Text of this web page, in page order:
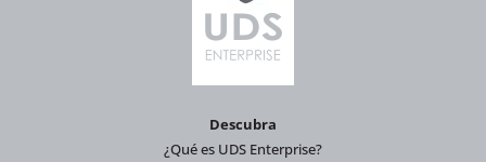
Descubra
¿Qué es UDS Enterprise?